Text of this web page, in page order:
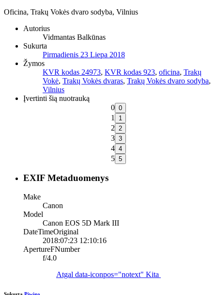
Oficina, Trakų Vokės dvaro sodyba, Vilnius
Autorius
Vidmantas Balkūnas
Sukurta
Pirmadienis 23 Liepa 2018
Žymos
KVR kodas 24973, KVR kodas 923, oficina, Trakų
Vokė, Trakų Vokės dvaras, Trakų Vokės dvaro sodyba,
Vilnius
Įvertinti šią nuotrauką
0
1
2
3
4
5
EXIF Metaduomenys
Make
Canon
Model
Canon EOS 5D Mark III
DateTimeOriginal
2018:07:23 12:10:16
ApertureFNumber
f/4.0
Atgal data-iconpos="notext" Kita